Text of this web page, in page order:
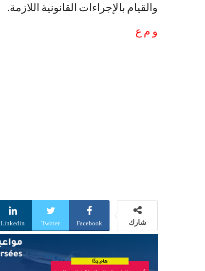
والقيام بالإجراءات القانونية اللازمة.
و م ع
شارك Facebook
Twitter
Linkedin